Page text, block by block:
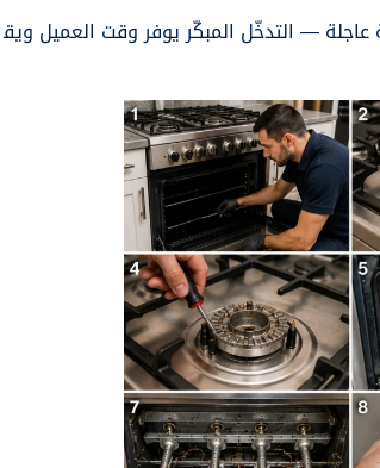
— التدخّل المبكّر يوفر وقت العميل ويق